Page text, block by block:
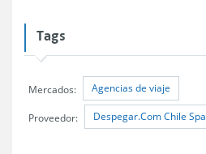
Tags
Mercados: Agencias de viaje
Proveedor: Despegar.Com Chile Spa